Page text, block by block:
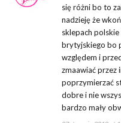
się różni bo to
nadzieję że
sklepach polskie
brytyjskiego bo
względem i
zmaawiać przez
poprzymierzać
dobre i nie
bardzo mały